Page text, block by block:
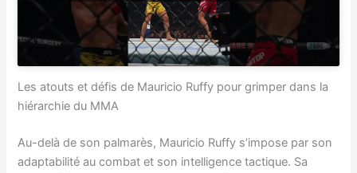
Les atouts et défis de Mauricio Ruffy pour grimper dans la
hiérarchie du MMA
Au-delà de son palmarès, Mauricio Ruffy s’impose par son
adaptabilité au combat et son intelligence tactique. Sa